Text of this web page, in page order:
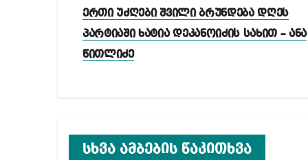
ნავიგაცია
ერთი უძღები შვილი ბრუნდება დღეს
პარტიაში ხატია დეკანოიძის სახით – ანა
წითლიძე
სხვა ამბების წაკითხვა